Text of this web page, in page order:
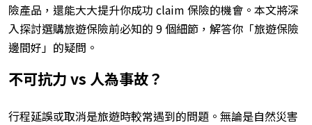
險產品，還能大大提升你成功 claim 保險的機會。本文將深
入探討選購旅遊保險前必知的 9 個細節，解答你「旅遊保險
邊間好」的疑問。
不可抗力 vs 人為事故？
行程延誤或取消是旅遊時較常遇到的問題。無論是自然災害